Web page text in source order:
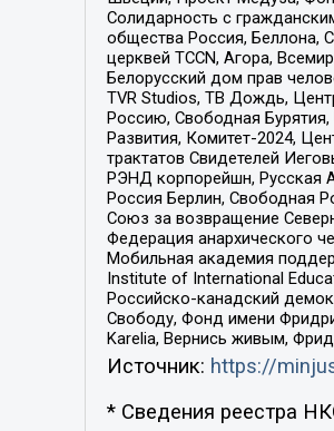
Солидарность с
общества Россия, Беллона,
церквей TCCN, Агора,
Белорусский дом прав
TVR Studios, ТВ Дождь,
Россию, Свободная
Развития, Комитет-2024,
трактатов Свидетелей
РЭНД корпорейшн, Русская
Россия Берлин, Свободная
Союз за возвращение
Федерация анархического
Мобильная академия
Institute of International
Российско-канадский
Свободу, Фонд имени
Karelia, Вернись живым,
Источник: https://
* Сведения реестра